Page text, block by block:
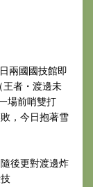
兩國國技館即
者・渡邊未
場前哨雙打
，今日抱著雪
後更對渡邊炸